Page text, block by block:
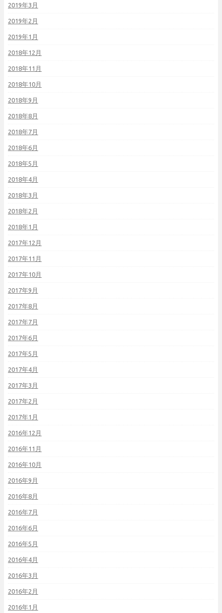
2019年3月
2019年2月
2019年1月
2018年12月
2018年11月
2018年10月
2018年9月
2018年8月
2018年7月
2018年6月
2018年5月
2018年4月
2018年3月
2018年2月
2018年1月
2017年12月
2017年11月
2017年10月
2017年9月
2017年8月
2017年7月
2017年6月
2017年5月
2017年4月
2017年3月
2017年2月
2017年1月
2016年12月
2016年11月
2016年10月
2016年9月
2016年8月
2016年7月
2016年6月
2016年5月
2016年4月
2016年3月
2016年2月
2016年1月